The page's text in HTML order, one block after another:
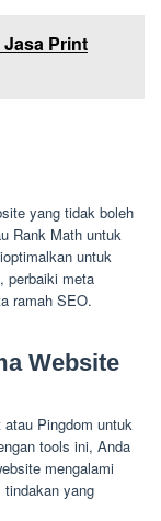
Print
yang tidak boleh
Rank Math untuk
untuk
perbaiki meta
ramah SEO.
Website
Pingdom untuk
tools ini, Anda
mengalami
tindakan yang